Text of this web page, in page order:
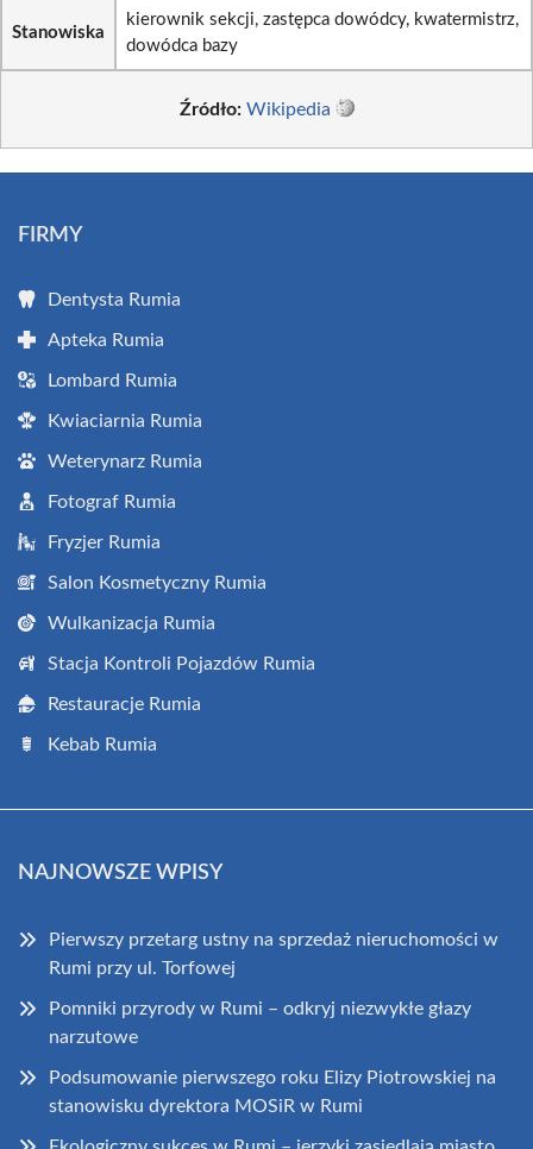
Stanowiska
kierownik sekcji, zastępca dowódcy, kwatermistrz,
dowódca bazy
Źródło: Wikipedia
FIRMY
Dentysta Rumia
Apteka Rumia
Lombard Rumia
Kwiaciarnia Rumia
Weterynarz Rumia
Fotograf Rumia
Fryzjer Rumia
Salon Kosmetyczny Rumia
Wulkanizacja Rumia
Stacja Kontroli Pojazdów Rumia
Restauracje Rumia
Kebab Rumia
NAJNOWSZE WPISY
Pierwszy przetarg ustny na sprzedaż nieruchomości w
Rumi przy ul. Torfowej
Pomniki przyrody w Rumi – odkryj niezwykłe głazy
narzutowe
Podsumowanie pierwszego roku Elizy Piotrowskiej na
stanowisku dyrektora MOSiR w Rumi